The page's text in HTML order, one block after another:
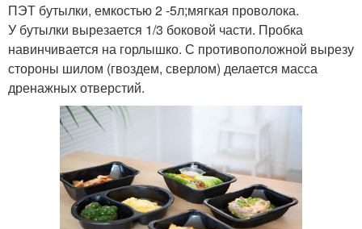
ПЭТ бутылки, емкостью 2 -5л;мягкая проволока.
У бутылки вырезается 1/3 боковой части. Пробка
навинчивается на горлышко. С противоположной вырезу
стороны шилом (гвоздем, сверлом) делается масса
дренажных отверстий.